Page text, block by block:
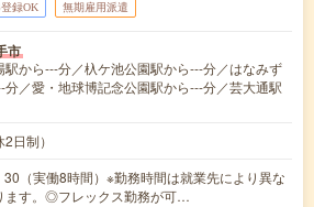
録OK 無期雇用派遣
市
駅から---分／杁ケ池公園駅から---分／はなみず
分／愛・地球博記念公園駅から---分／芸大通駅
日制）
（実働8時間）※勤務時間は就業先により異な
ます。◎フレックス勤務が可…